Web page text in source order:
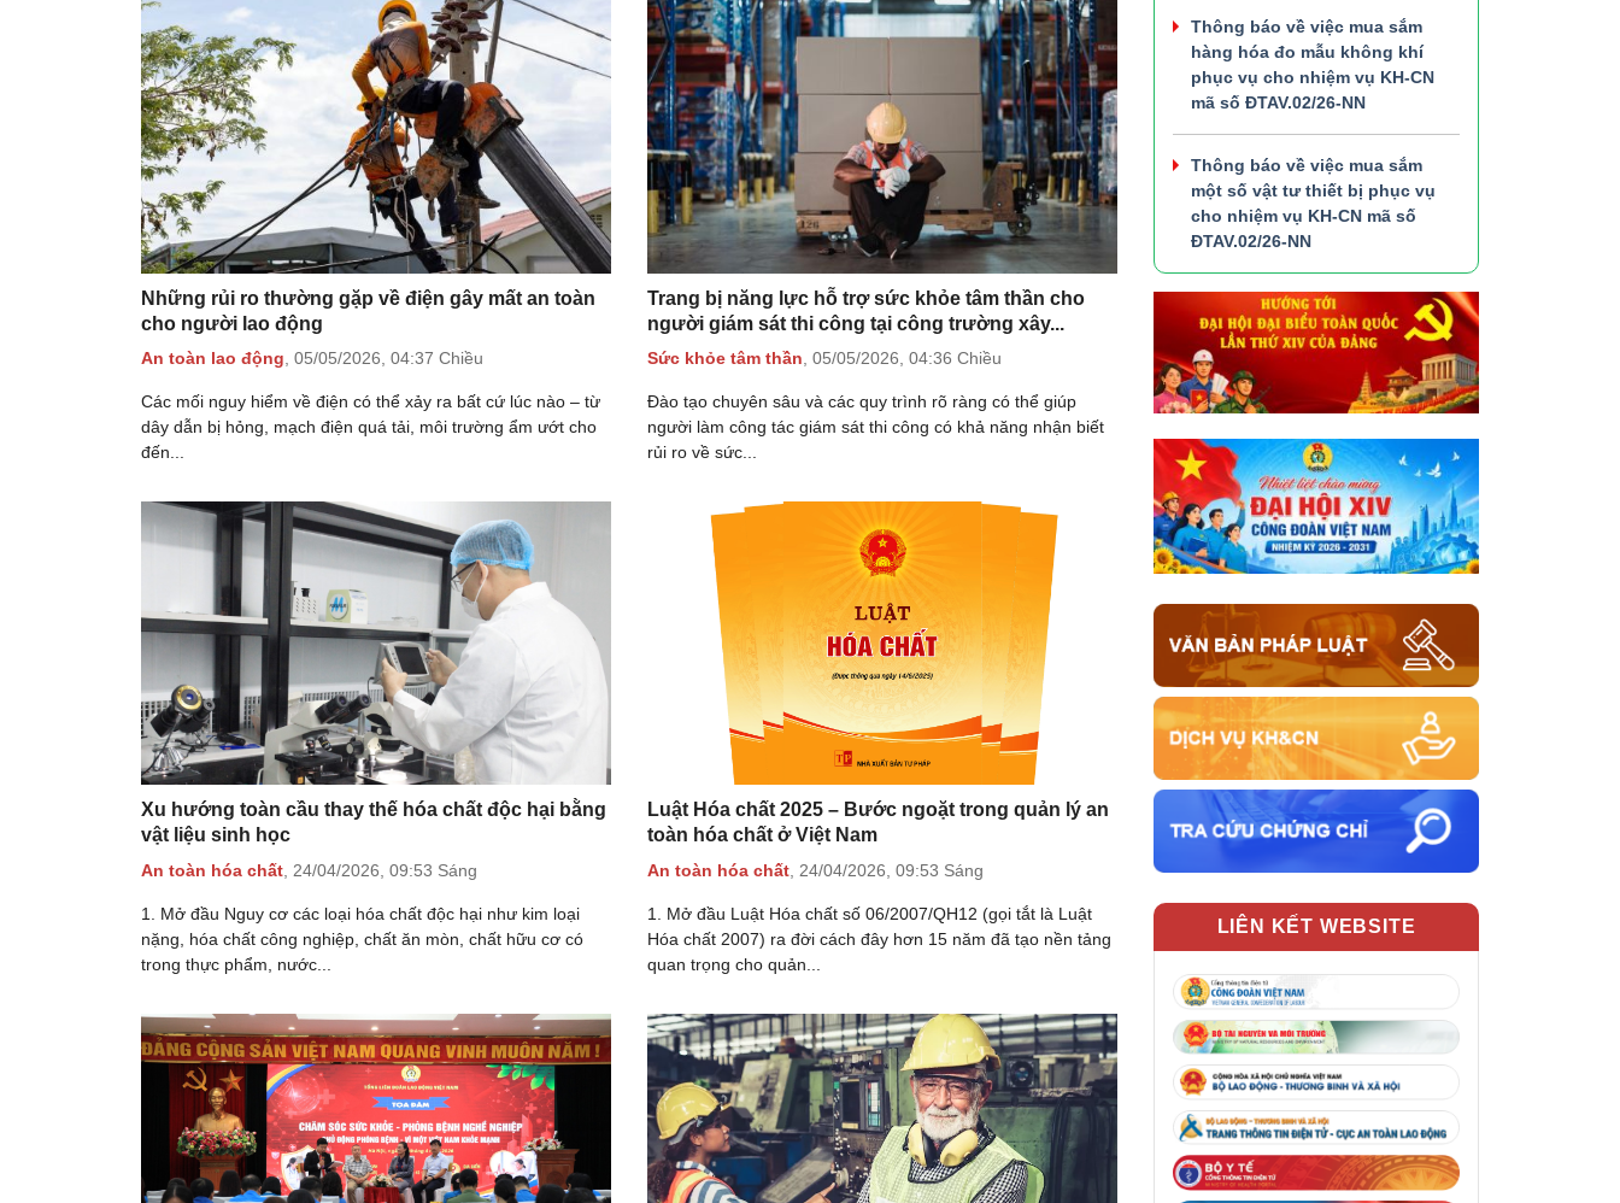
Những rủi ro thường gặp về điện gây mất an toàn
cho người lao động
An toàn lao động, 05/05/2026, 04:37 Chiều
Các mối nguy hiểm về điện có thể xảy ra bất cứ lúc nào – từ
dây dẫn bị hỏng, mạch điện quá tải, môi trường ẩm ướt cho
đến...
Trang bị năng lực hỗ trợ sức khỏe tâm thần cho
người giám sát thi công tại công trường xây...
Sức khỏe tâm thần, 05/05/2026, 04:36 Chiều
Đào tạo chuyên sâu và các quy trình rõ ràng có thể giúp
người làm công tác giám sát thi công có khả năng nhận biết
rủi ro về sức...
Xu hướng toàn cầu thay thế hóa chất độc hại bằng
vật liệu sinh học
An toàn hóa chất 24/04/2026, 09:53 Sáng
1. Mở đầu Nguy cơ các loại hóa chất độc hại như kim loại
nặng, hóa chất công nghiệp, chất ăn mòn, chất hữu cơ có
trong thực phẩm, nước...
Luật Hóa chất 2025 – Bước ngoặt trong quản lý an
toàn hóa chất ở Việt Nam
An toàn hóa chất 24/04/2026, 09:53 Sáng
1. Mở đầu Luật Hóa chất số 06/2007/QH12 (gọi tắt là Luật
Hóa chất 2007) ra đời cách đây hơn 15 năm đã tạo nền tảng
quan trọng cho quản...
Thông báo về việc mua sắm
hàng hóa đo mẫu không khí
phục vụ cho nhiệm vụ KH-CN
mã số ĐTAV.02/26-NN
Thông báo về việc mua sắm
một số vật tư thiết bị phục vụ
cho nhiệm vụ KH-CN mã số
ĐTAV.02/26-NN
LIÊN KẾT WEBSITE